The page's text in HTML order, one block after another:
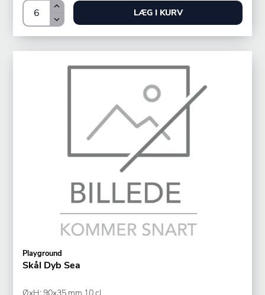
LÆG I KURV
Playground
Skål Dyb Sea